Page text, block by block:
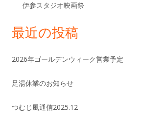
伊参スタジオ映画祭
最近の投稿
2026年ゴールデンウィーク営業予定
足湯休業のお知らせ
つむじ風通信2025.12